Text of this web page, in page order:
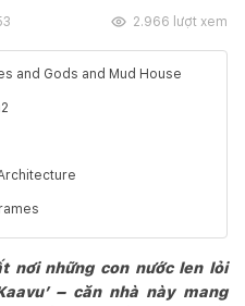
2.966 lượt xem
and Gods and Mud House
nơi những con nước len lỏi
– căn nhà này mang